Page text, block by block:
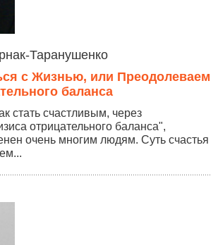
Таранушенко
с Жизнью, или Преодолеваем
баланса
стать счастливым, через
отрицательного баланса",
очень многим людям. Суть счастья